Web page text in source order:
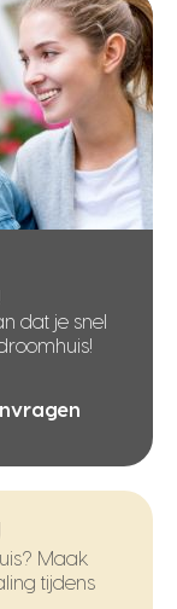
dat je snel
Maak
tijdens